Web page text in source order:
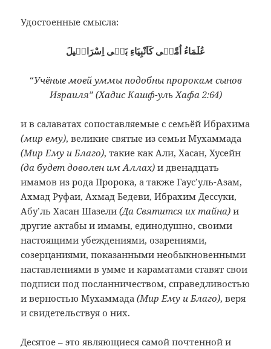
Удостоенные смысла:
عُلَمَاءُ اُمَّتٖى كَاَنْبِيَاءِ بَنٖى اِسْرَائٖيلَ
“Учёные моей уммы подобны пророкам сынов
Израиля” (Хадис Кашф-уль Хафа 2:64)
и в салаватах сопоставляемые с семьёй Ибрахима
(мир ему), великие святые из семьи Мухаммада
(Мир Ему и Благо), такие как Али, Хасан, Хусейн
(да будет доволен им Аллах) и двенадцать
имамов из рода Пророка, а также Гаус’уль-Азам,
Ахмад Руфаи, Ахмад Бедеви, Ибрахим Дессуки,
Абу’ль Хасан Шазели(Да Святится их тайна) и
другие актабы и имамы, единодушно, своими
настоящими убеждениями, озарениями,
созерцаниями, показанными необыкновенными
наставлениями в умме и караматами ставят свои
подписи под посланничеством, справедливостью
и верностью Мухаммада(Мир Ему и Благо), веря
и свидетельствуя о них.
Десятое – это являющиеся самой почтенной и